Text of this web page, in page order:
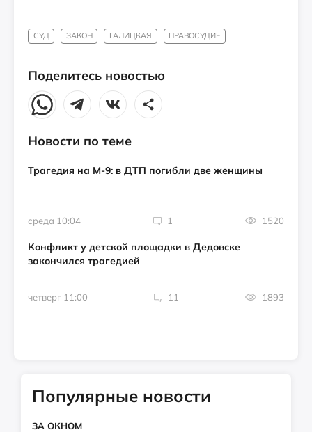
СУД ЗАКОН ГАЛИЦКАЯ ПРАВОСУДИЕ
Поделитесь новостью
Новости по теме
Трагедия на М-9: в ДТП погибли две женщины
среда 10:04 1 1520
Конфликт у детской площадки в Дедовске
закончился трагедией
четверг 11:00 11 1893
Популярные новости
ЗА ОКНОМ